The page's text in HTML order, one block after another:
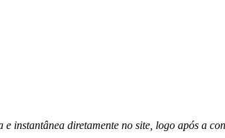
instantânea diretamente no site, logo após a